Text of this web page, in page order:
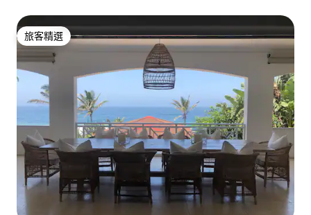
旅客精選
旅客精選